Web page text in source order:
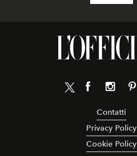
Contatti
Privacy Policy
Cookie Policy